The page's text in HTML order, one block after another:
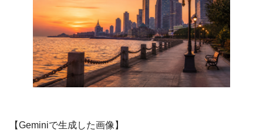
【Geminiで生成した画像】